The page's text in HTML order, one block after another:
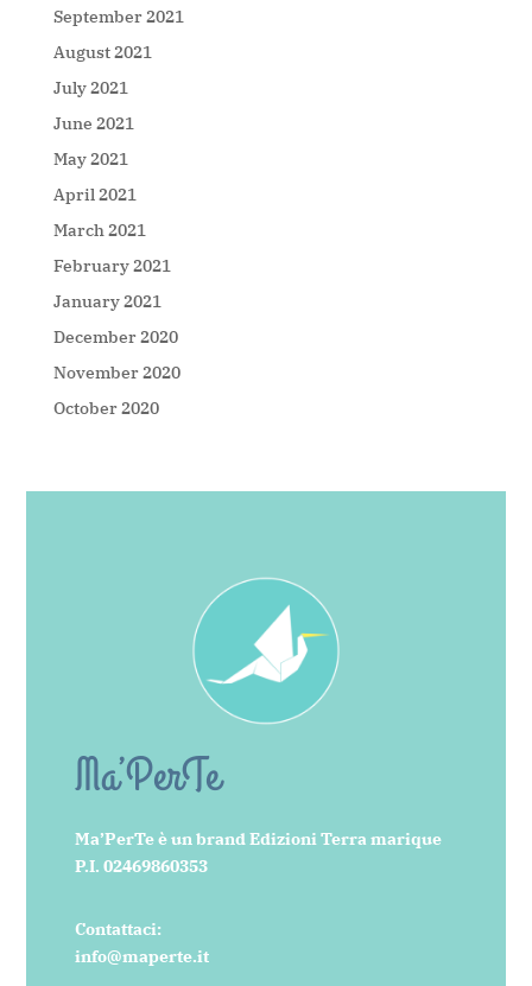
September 2021
August 2021
July 2021
June 2021
May 2021
April 2021
March 2021
February 2021
January 2021
December 2020
November 2020
October 2020
Ma’PerTe
Ma’PerTe è un brand Edizioni Terra marique
P.I. 02469860353
Contattaci:
info@maperte.it